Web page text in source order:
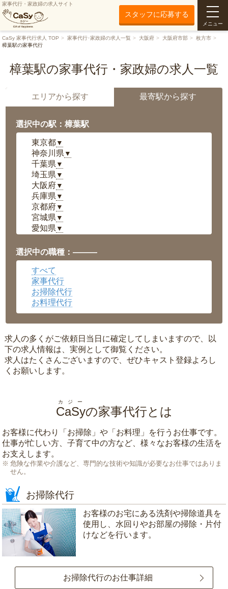
家事代行・家政婦の求人サイト
スタッフに応募する
メニュー
CaSy 家事代行求人 TOP 家事代行･家政婦の求人一覧 大阪府 大阪府市部
枚方市
樟葉駅の家事代行
樟葉駅の家事代行・家政婦の求人一覧
エリアから探す 最寄駅から探す
選択中の駅：樟葉駅
東京都▼
神奈川県 ▼
千葉県 ▼
埼玉県 ▼
大阪府▼
兵庫県 ▼
京都府▼
宮城県 ▼
愛知県 ▼
岡山県▼
広島県▼
沖縄県
選択中の職種：———
すべて
家事代行
お掃除代行
お料理代行
求人の多くがご依頼日当日に確定してしまいますので、以
下の求人情報は、実例として御覧ください。
求人はたくさんございますので、ぜひキャスト登録よろし
くお願いします。
CaSy
カジー
の家事代行とは
お客様に代わり「 お掃除 」や「 お料理 」を行うお仕事です。
仕事が忙しい方、子育て中の方など、様々なお客様の生活を
お支えします。
危険な作業や介護など、専門的な技術や知識が必要なお仕事ではありま
せん。
お掃除代行
お客様のお宅にある洗剤や掃除道具を
使用し、水回りやお部屋の掃除・片付
けなどを行います。
お掃除代行のお仕事詳細